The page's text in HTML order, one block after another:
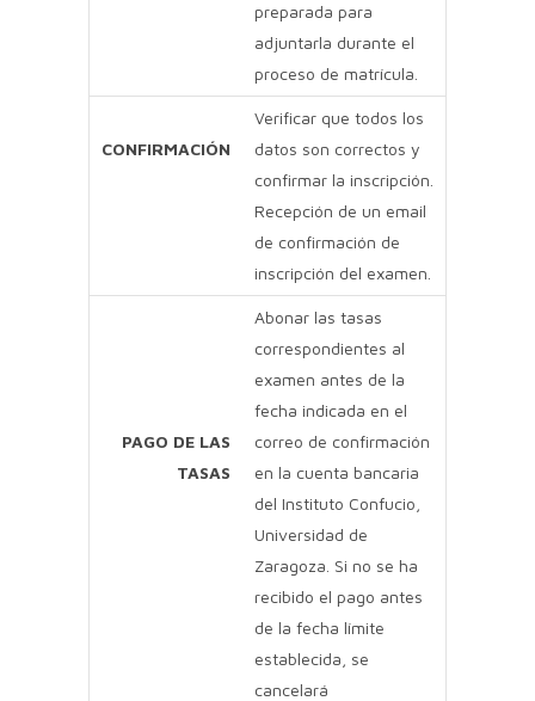
preparada para
adjuntarla durante el
proceso de matrícula.
CONFIRMACIÓN
Verificar que todos los
datos son correctos y
confirmar la inscripción.
Recepción de un email
de confirmación de
inscripción del examen.
PAGO DE LAS
TASAS
Abonar las tasas
correspondientes al
examen antes de la
fecha indicada en el
correo de confirmación
en la cuenta bancaria
del Instituto Confucio,
Universidad de
Zaragoza. Si no se ha
recibido el pago antes
de la fecha límite
establecida, se
cancelará